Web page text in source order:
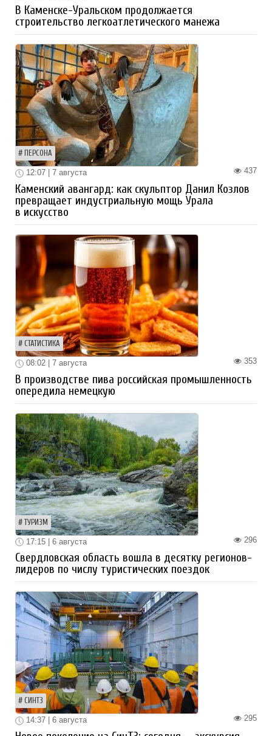
В Каменске-Уральском продолжается
строительство легкоатлетического манежа
ПЕРСОНА
437
12:07 | 7 августа
Каменский авангард: как скульптор Данил Козлов
превращает индустриальную мощь Урала
в искусство
СТАТИСТИКА
353
08:02 | 7 августа
В производстве пива российская промышленность
опередила немецкую
ТУРИЗМ
296
17:15 | 6 августа
Свердловская область вошла в десятку регионов-
лидеров по числу туристических поездок
СИНТЗ
295
14:37 | 6 августа